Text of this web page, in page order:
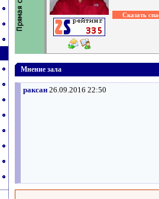
Мнение зала
раксан 26.09.2016 22:50